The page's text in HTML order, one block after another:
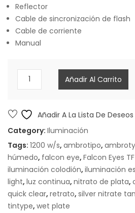
Reflector
Cable de sincronización de flash
Cable de corriente
Manual
Flashes
de
Falcon
TF-
1200L
con
pantalla
LCD
cantidad
Añadir Al Carrito
Añadir A La Lista De Deseos
Category: Iluminación
Tags: 1200 w/s, ambrotipo,
húmedo, falcon eye, Falcon Eyes
iluminación colodión, iluminación
light, luz continua, nitrato de plata,
quick clear, retrato, silver nitrate
tintype, wet plate